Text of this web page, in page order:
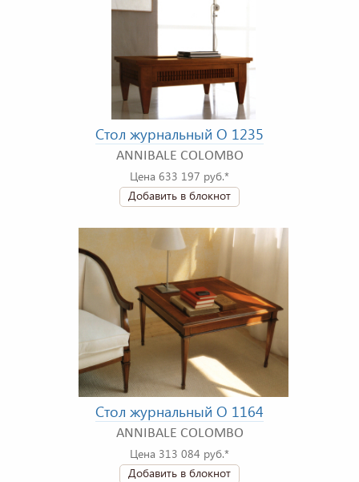
Стол журнальный O 1235
ANNIBALE COLOMBO
Цена 633 197 руб.*
Добавить в блокнот
Стол журнальный O 1164
ANNIBALE COLOMBO
Цена 313 084 руб.*
Добавить в блокнот